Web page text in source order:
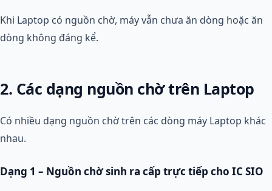
Khi Laptop có nguồn chờ, máy vẫn chưa ăn dòng hoặc ăn
dòng không đáng kể.
2. Các dạng nguồn chờ trên Laptop
Có nhiều dạng nguồn chờ trên các dòng máy Laptop khác
nhau.
Dạng 1 – Nguồn chờ sinh ra cấp trực tiếp cho IC SIO